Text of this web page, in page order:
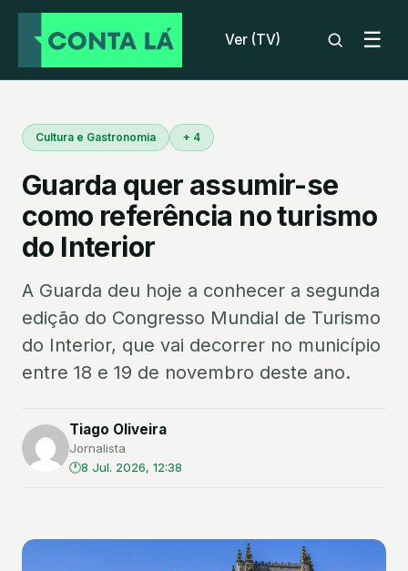
Ver (TV) ☰
Cultura e Gastronomia + 4
Guarda quer assumir-se
como referência no turismo
do Interior
A Guarda deu hoje a conhecer a segunda
edição do Congresso Mundial de Turismo
do Interior, que vai decorrer no município
entre 18 e 19 de novembro deste ano.
Tiago Oliveira
Jornalista
8 Jul. 2026, 12:38